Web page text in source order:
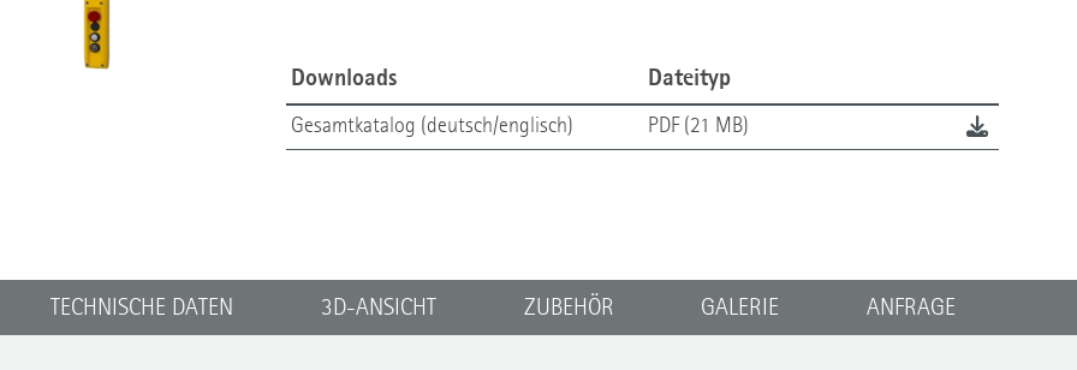
Downloads Dateityp
Gesamtkatalog (deutsch/englisch) PDF (21 MB)
TECHNISCHE DATEN 3D-ANSICHT ZUBEHÖR GALERIE ANFRAGE